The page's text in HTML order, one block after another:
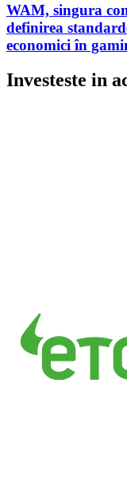
WAM, singura
definirea
economici în
Investeste in